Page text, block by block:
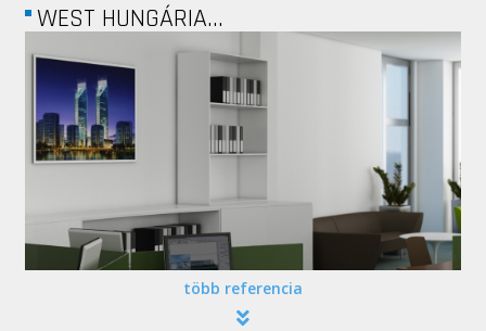
LIGHTWARE
több referencia